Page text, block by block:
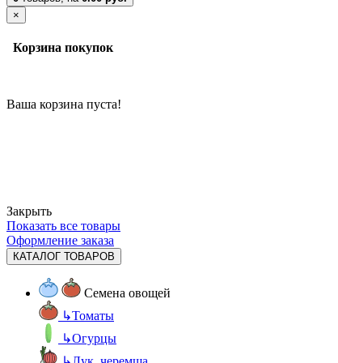
×
Корзина покупок
Ваша корзина пуста!
Закрыть
Показать все товары
Оформление заказа
КАТАЛОГ ТОВАРОВ
Семена овощей
↳Томаты
↳Огурцы